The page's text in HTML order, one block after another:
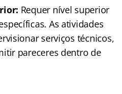
Requer nível superior
As atividades
serviços técnicos,
pareceres dentro de